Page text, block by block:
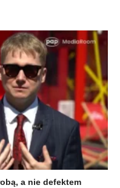
a nie defektem